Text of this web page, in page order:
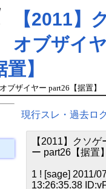
【2011】
オブザイ
】
ブザイヤー part26【据置】
現行スレ・過去ロ
【2011】クソ
ー part26【据置】
1 ! [sage] 2011/
13:26:35.38